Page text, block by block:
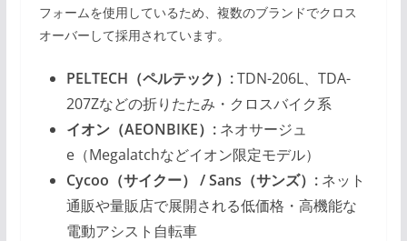
フォームを使用しているため、複数のブランドでクロス
オーバーして採用されています。
PELTECH（ペルテック）:TDN-206L、TDA-
207Zなどの折りたたみ・クロスバイク系
イオン（AEONBIKE）:ネオサージュ
e（Megalatchなどイオン限定モデル）
Cycoo（サイクー） / Sans（サンズ）:ネット
通販や量販店で展開される低価格・高機能な
電動アシスト自転車